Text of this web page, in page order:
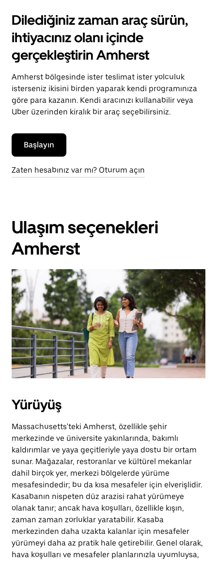
Dilediğiniz zaman araç sürün,
ihtiyacınız olanı içinde
gerçekleştirin Amherst
Amherst bölgesinde ister teslimat ister yolculuk
isterseniz ikisini birden yaparak kendi programınıza
göre para kazanın. Kendi aracınızı kullanabilir veya
Uber üzerinden kiralık bir araç seçebilirsiniz.
Başlayın
Zaten hesabınız var mı? Oturum açın
Ulaşım seçenekleri
Amherst
Yürüyüş
Massachusetts'teki Amherst, özellikle şehir
merkezinde ve üniversite yakınlarında, bakımlı
kaldırımlar ve yaya geçitleriyle yaya dostu bir ortam
sunar. Mağazalar, restoranlar ve kültürel mekanlar
dahil birçok yer, merkezi bölgelerde yürüme
mesafesindedir; bu da kısa mesafeler için elverişlidir.
Kasabanın nispeten düz arazisi rahat yürümeye
olanak tanır; ancak hava koşulları, özellikle kışın,
zaman zaman zorluklar yaratabilir. Kasaba
merkezinden daha uzakta kalanlar için mesafeler
yürümeyi daha az pratik hale getirebilir. Genel olarak,
hava koşulları ve mesafeler planlarınızla uyumluysa,